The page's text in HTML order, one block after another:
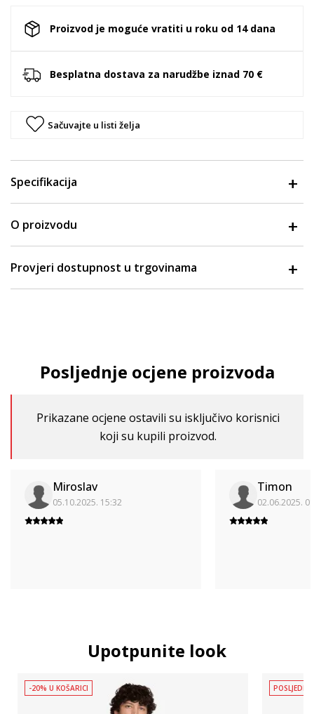
Proizvod je moguće vratiti u roku od 14 dana
Besplatna dostava za narudžbe iznad 70 €
Sačuvajte u listi želja
Specifikacija
O proizvodu
Provjeri dostupnost u trgovinama
Posljednje ocjene proizvoda
Prikazane ocjene ostavili su isključivo korisnici
koji su kupili proizvod.
Miroslav
05.10.2025. 15:32
Timon
02.06.2025.
Upotpunite look
-20% U KOŠARICI